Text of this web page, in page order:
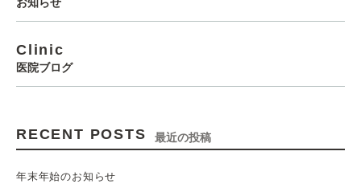
Clinic
医院ブログ
RECENT POSTS 最近の投稿
年末年始のお知らせ